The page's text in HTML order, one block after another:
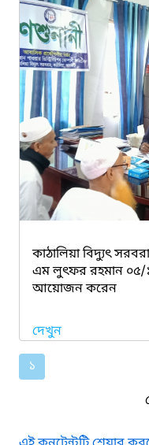
কাঠালিয়া বিদ্যুৎ
এম লুৎফর রহমান ০৫/
আয়োজন করেন
দেখুন
১